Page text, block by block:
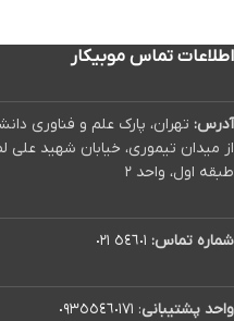
اطلاعات تماس موبیکار
آدرس: تهران، پارک علم و فناوری
طبقه اول، واحد ۲
شماره تماس: ٥٤٦٠١ ٠٢١
واحد پشتیبانی: ٠٩٣٥٥٤٦٠١٧١